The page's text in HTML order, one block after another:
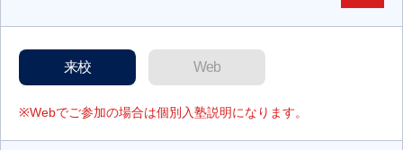
来校 Web
※Webでご参加の場合は個別入塾説明になります。